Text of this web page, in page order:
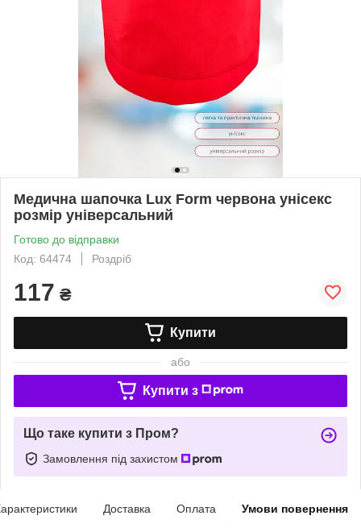
Медична шапочка Lux Form червона унісекс
розмір універсальний
Готово до відправки
Код: 64474
Роздріб
117 ₴
Купити
або
Купити з
Що таке купити з Пром?
Замовлення під захистом
Доставка Оплата Умови повернення